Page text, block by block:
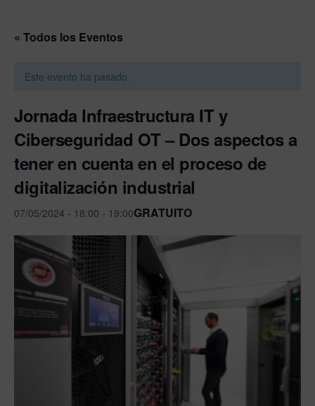
« Todos los Eventos
Este evento ha pasado.
Jornada Infraestructura IT y
Ciberseguridad OT – Dos aspectos a
tener en cuenta en el proceso de
digitalización industrial
07/05/2024 - 18:00 - 19:00GRATUITO